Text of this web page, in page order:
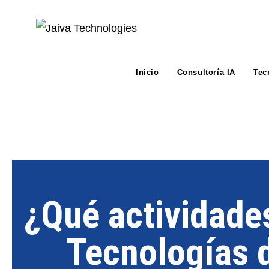
Inicio Consultoría IA
¿Qué
Tecnologías